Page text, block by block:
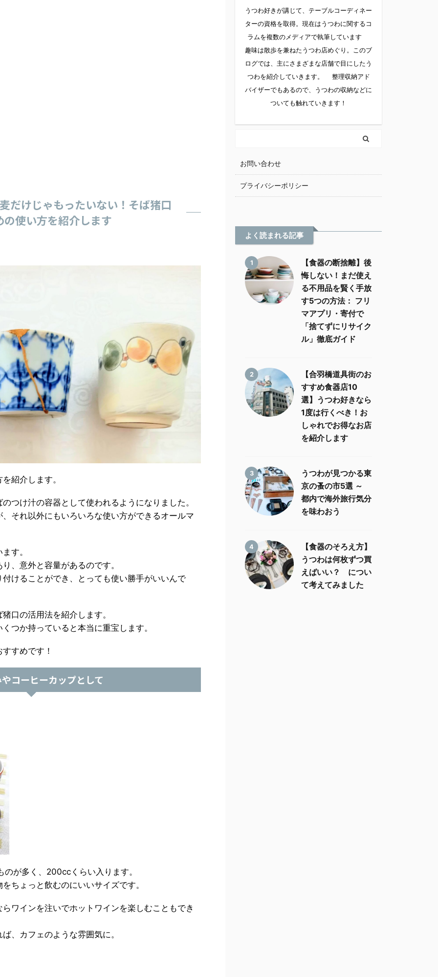
だけじゃもったいない！そば猪口
の使い方を紹介します
紹介します。
つけ汁の容器として使われるようになりました。
それ以外にもいろいろな使い方ができるオールマ
す。
、意外と容量があるのです。
けることができ、とっても使い勝手がいいんで
口の活用法を紹介します。
つか持っていると本当に重宝します。
すめです！
コーヒーカップとして
が多く、200ccくらい入ります。
ちょっと飲むのにいいサイズです。
ワインを注いでホットワインを楽しむこともでき
、カフェのような雰囲気に。
うつわ好きが講じて、テーブルコーディネー
ターの資格を取得。現在はうつわに関するコ
ラムを複数のメディアで執筆しています
趣味は散歩を兼ねたうつわ店めぐり。このブ
ログでは、主にさまざまな店舗で目にしたう
つわを紹介していきます。 整理収納アド
バイザーでもあるので、うつわの収納などに
ついても触れていきます！
お問い合わせ
プライバシーポリシー
よく読まれる記事
1
【食器の断捨離】後
悔しない！まだ使え
る不用品を賢く手放
す5つの方法： フリ
マアプリ・寄付で
「捨てずにリサイク
ル」徹底ガイド
2
【合羽橋道具街のお
すすめ食器店10
選】うつわ好きなら
1度は行くべき！お
しゃれでお得なお店
を紹介します
3
うつわが見つかる東
京の蚤の市5選 ～
都内で海外旅行気分
を味わおう
4
【食器のそろえ方】
うつわは何枚ずつ買
えばいい？ につい
て考えてみました